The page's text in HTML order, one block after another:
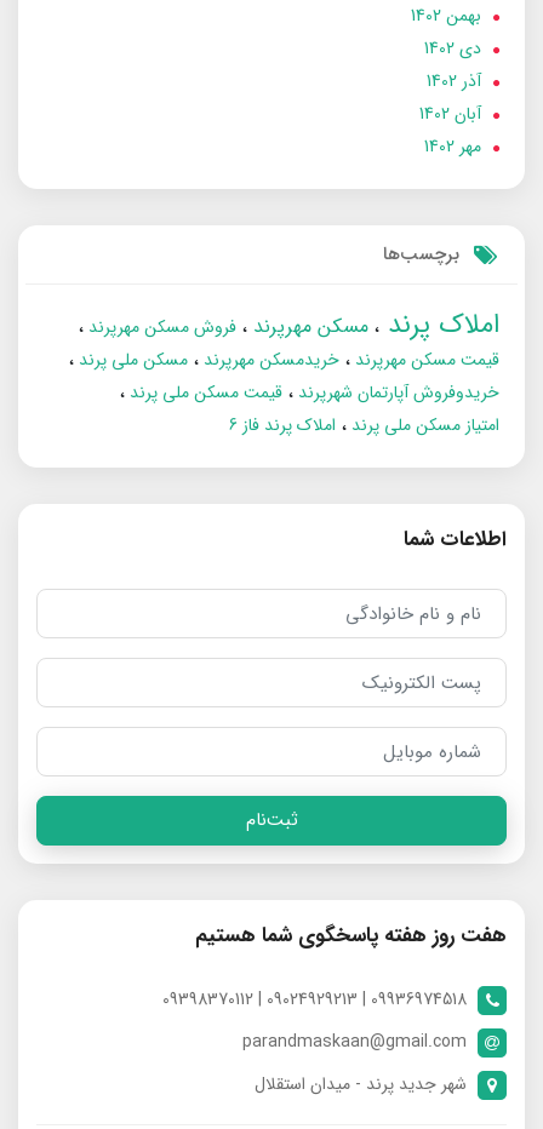
بهمن 1402
دی 1402
آذر 1402
آبان 1402
مهر 1402
برچسب‌ها
املاک پرند مسکن مهرپرند
فروش مسکن مهرپرند
قیمت مسکن مهرپرند
خریدمسکن مهرپرند
مسکن ملی پرند
خریدوفروش آپارتمان شهرپرند
قیمت مسکن ملی پرند
امتیاز مسکن ملی پرند
املاک پرند فاز 6
اطلاعات شما
ثبت‌نام
هفت روز هفته پاسخگوی شما هستیم
09936974518 | 09024929213 | 09398370112
parandmaskaan@gmail.com
شهر جدید پرند - میدان استقلال